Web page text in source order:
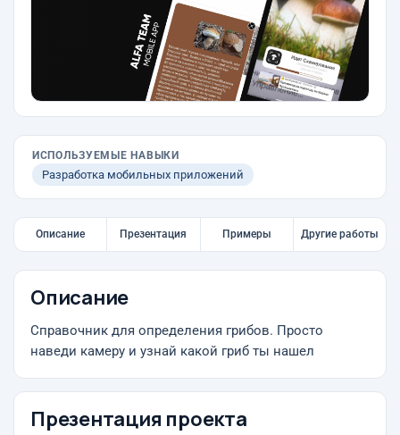
ИСПОЛЬЗУЕМЫЕ НАВЫКИ
Разработка мобильных приложений
Описание Презентация Примеры Другие работы
Описание
Справочник для определения грибов. Просто
наведи камеру и узнай какой гриб ты нашел
Презентация проекта